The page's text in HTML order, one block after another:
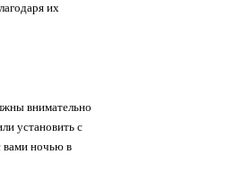
их
внимательно
установить с
вами ночью в